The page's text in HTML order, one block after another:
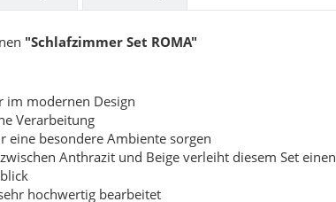
"Schlafzimmer Set ROMA"
im modernen Design
Verarbeitung
eine besondere Ambiente sorgen
Anthrazit und Beige verleiht diesem Set einen
hochwertig bearbeitet